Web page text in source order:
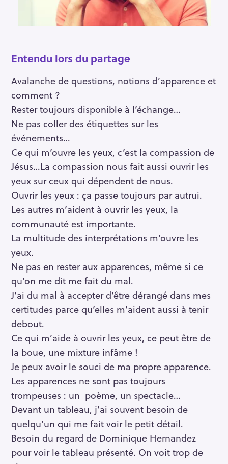
Entendu lors du partage
Avalanche de questions, notions d’apparence et
comment ?
Rester toujours disponible à l’échange…
Ne pas coller des étiquettes sur les
événements…
Ce qui m’ouvre les yeux, c’est la compassion de
Jésus…La compassion nous fait aussi ouvrir les
yeux sur ceux qui dépendent de nous.
Ouvrir les yeux : ça passe toujours par autrui.
Les autres m’aident à ouvrir les yeux, la
communauté est importante.
La multitude des interprétations m’ouvre les
yeux.
Ne pas en rester aux apparences, même si ce
qu’on me dit me fait du mal.
J’ai du mal à accepter d’être dérangé dans mes
certitudes parce qu’elles m’aident aussi à tenir
debout.
Ce qui m’aide à ouvrir les yeux, ce peut être de
la boue, une mixture infâme !
Je peux avoir le souci de ma propre apparence.
Les apparences ne sont pas toujours
trompeuses : un poème, un spectacle…
Devant un tableau, j’ai souvent besoin de
quelqu’un qui me fait voir le petit détail.
Besoin du regard de Dominique Hernandez
pour voir le tableau présenté. On voit trop de